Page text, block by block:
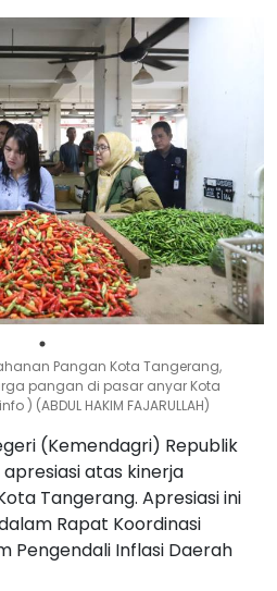
Pangan Kota Tangerang,
pangan di pasar anyar Kota
) (ABDUL HAKIM FAJARULLAH)
(Kemendagri) Republik
atas kinerja
Tangerang. Apresiasi ini
Rapat Koordinasi
Pengendali Inflasi Daerah